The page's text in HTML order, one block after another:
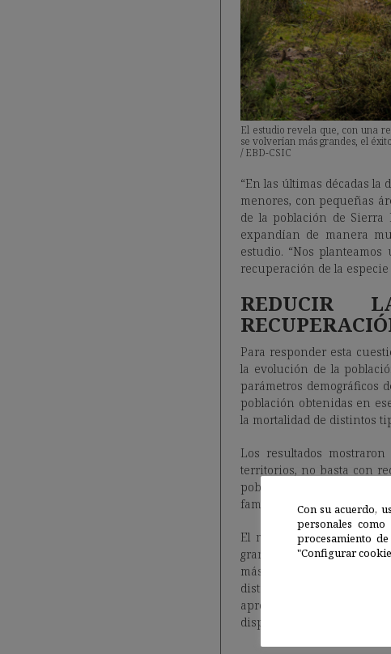
El estudio revela que, con una
se volverían más grandes, el
/ EBD-CSIC
“En las últimas décadas
menores, con pequeñas
de la población de
expandían de manera
estudio. “Nos
recuperación de la
REDUCIR
Para responder esta
la evolución de la
parámetros demográficos
población obtenidas en
la mortalidad de distintos
Los resultados
territorios, no basta con
población. En cambio,
familiares para mejorar el
El modelo mostró que,
grandes, el éxito
más de 70 kilómetros.
distribución en
aproximadamente una
dispersantes y más de la
Con su acuerdo,
personales
procesamiento
"Configurar